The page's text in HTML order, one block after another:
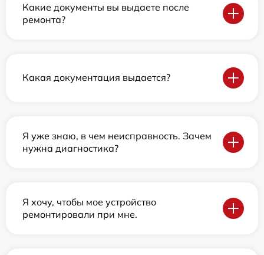
Какие документы вы выдаете после
ремонта?
Какая документация выдается?
Я уже знаю, в чем неисправность. Зачем
нужна диагностика?
Я хочу, чтобы мое устройство
ремонтировали при мне.